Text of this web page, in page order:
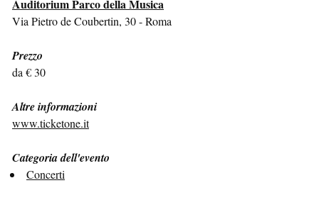
Auditorium Parco della Musica
Via Pietro de Coubertin, 30 - Roma
Prezzo
da € 30
Altre informazioni
www.ticketone.it
Categoria dell'evento
Concerti